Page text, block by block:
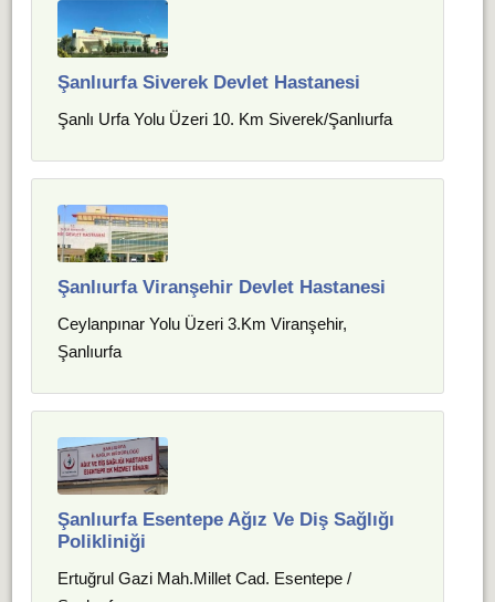
Şanlıurfa Siverek Devlet Hastanesi
Şanlı Urfa Yolu Üzeri 10. Km Siverek/Şanlıurfa
Şanlıurfa Viranşehir Devlet Hastanesi
Ceylanpınar Yolu Üzeri 3.Km Viranşehir,
Şanlıurfa
Şanlıurfa Esentepe Ağız Ve Diş Sağlığı
Polikliniği
Ertuğrul Gazi Mah.Millet Cad. Esentepe /